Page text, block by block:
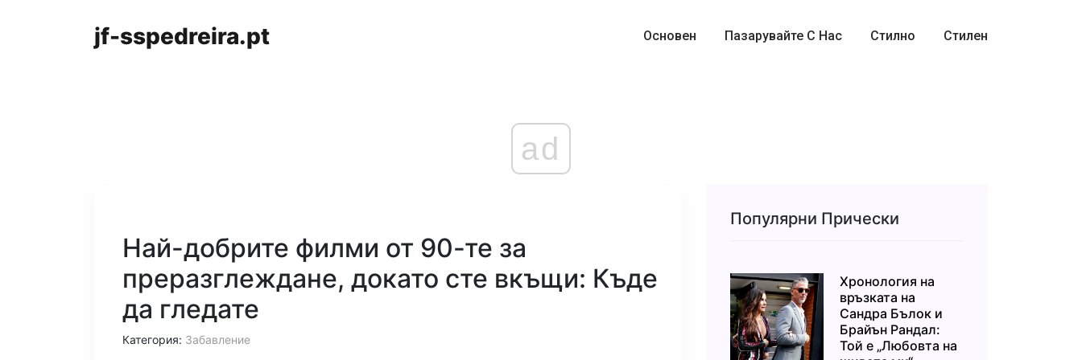
jf-sspedreira.pt Основен Пазарувайте С Нас Стилно Стилен
ad
Най-добрите филми от 90-те за
преразглеждане, докато сте вкъщи: Къде
да гледате
Категория: Забавление
Популярни Прически
Хронология на
връзката на
Сандра Бълок и
Брайън Рандал:
Той е „Любовта на